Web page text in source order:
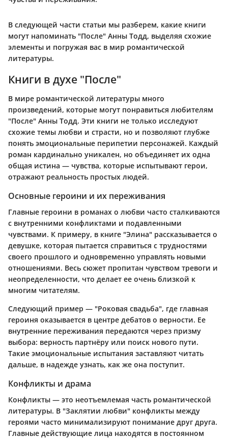
В следующей части статьи мы разберем, какие книги
могут напоминать "После" Анны Тодд, выделяя схожие
элементы и погружая вас в мир романтической
литературы.
Книги в духе "После"
В мире романтической литературы много
произведений, которые могут понравиться любителям
"После" Анны Тодд. Эти книги не только исследуют
схожие темы любви и страсти, но и позволяют глубже
понять эмоциональные перипетии персонажей. Каждый
роман кардинально уникален, но объединяет их одна
общая истина — чувства, которые испытывают герои,
отражают реальность простых людей.
Основные героини и их переживания
Главные героини в романах о любви часто сталкиваются
с внутренними конфликтами и подавленными
чувствами. К примеру, в книге "Элина" рассказывается о
девушке, которая пытается справиться с трудностями
своего прошлого и одновременно управлять новыми
отношениями. Весь сюжет пропитан чувством тревоги и
неопределенности, что делает ее очень близкой к
многим читателям.
Следующий пример — "Роковая свадьба", где главная
героиня оказывается в центре дебатов о верности. Ее
внутренние переживания передаются через призму
выбора: верность партнёру или поиск нового пути.
Такие эмоциональные испытания заставляют читать
дальше, в надежде узнать, как же она поступит.
Конфликты и драма
Конфликты — это неотъемлемая часть романтической
литературы. В "Заклятии любви" конфликты между
героями часто минимализируют понимание друг друга.
Главные действующие лица находятся в постоянном